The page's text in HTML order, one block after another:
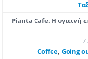
Pianta Cafe: Η υγιεινή
7
Coffee, Going